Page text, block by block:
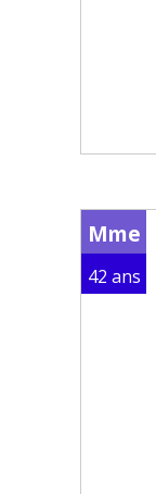
Mme
42 ans